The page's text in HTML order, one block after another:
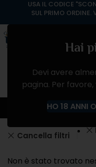
Hai
Devi avere
pagina. Per
HO 18 ANNI
Cancella filtri
Non è stato trovato
USA IL CODICE
SUL PRIMO ORDINE.